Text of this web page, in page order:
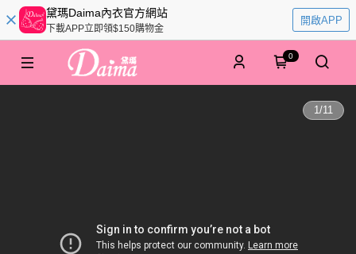
黛瑪Daima內衣官方網站
下載APP立即領$150購物金
開啟APP
0
1/11